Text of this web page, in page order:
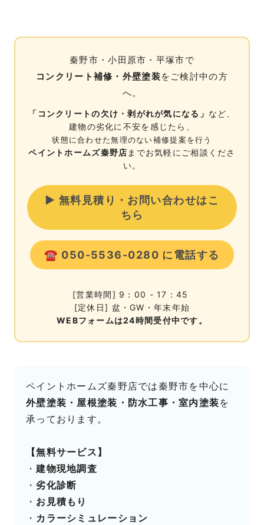
秦野市・小田原市・平塚市で
コンクリート補修・外壁塗装をご検討中の方
へ。
「コンクリートの欠け・剥がれが気になる」 など、
建物の劣化に不安を感じたら、
状態に合わせた無理のない補修提案を行う
ペイントホームズ秦野店 までお気軽にご相談くださ
い。
▶ 無料見積り・お問い合わせはこ
ちら
☎ 050-5536-0280 に電話する
[営業時間] 9：00 - 17：45
[定休日] 盆・GW・年末年始
WEBフォームは24時間受付中です。
ペイントホームズ秦野店では秦野市を中心に
外壁塗装・屋根塗装・防水工事・室内塗装を
承っております。
【無料サービス】
・建物現地調査
・劣化診断
・ お見積もり
・ カラーシミュレーション